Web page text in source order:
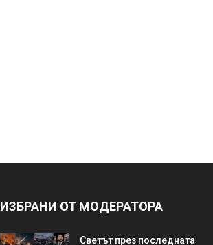
ИЗБРАНИ ОТ МОДЕРАТОРА
Светът през последната